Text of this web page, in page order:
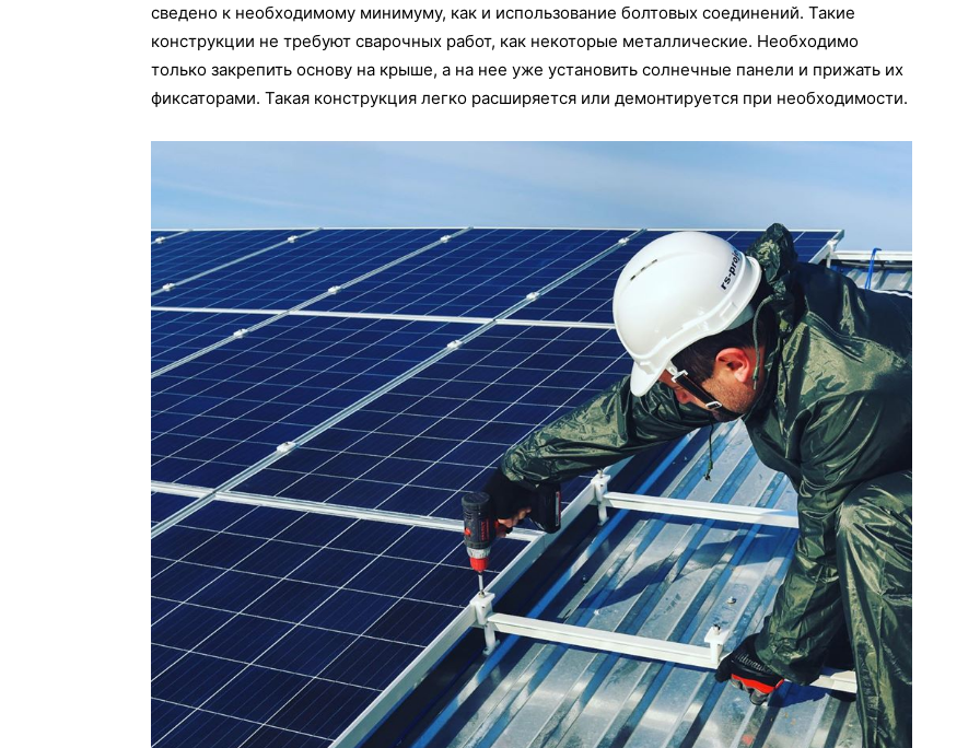
сведено к необходимому минимуму, как и использование болтовых соединений. Такие
конструкции не требуют сварочных работ, как некоторые металлические. Необходимо
только закрепить основу на крыше, а на нее уже установить солнечные панели и прижать их
фиксаторами. Такая конструкция легко расширяется или демонтируется при необходимости.